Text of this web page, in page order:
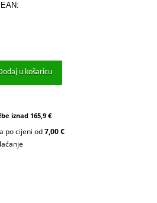
u košaricu
iznad 165,9 €
po cijeni od7,00 €